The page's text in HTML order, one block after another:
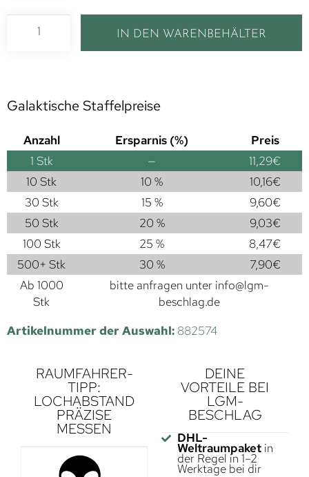
IN DEN WARENBEHÄLTER
Galaktische Staffelpreise
Anzahl Ersparnis (%)
Preis
1 Stk — 11,29€
10 Stk
10 % 10,16€
30 Stk
15 % 9,60€
50 Stk
20 % 9,03€
100 Stk
25 % 8,47€
500+ Stk
30 % 7,90€
Ab 1000
Stk
bitte anfragen unter info@lgm-
beschlag.de
Artikelnummer der Auswahl: 882574
RAUMFAHRER-
TIPP:
LOCHABSTAND
PRÄZISE
MESSEN
DEINE
VORTEILE BEI
LGM-
BESCHLAG
DHL-
Weltraumpaketin
der Regel in 1–2
Werktage bei dir